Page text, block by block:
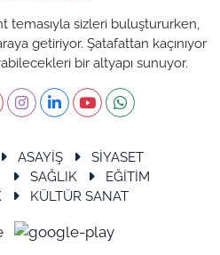
temasıyla sizleri buluştururken,
getiriyor. Şatafattan kaçınıyor
bir altyapı sunuyor.
ASAYİŞ
SİYASET
SAĞLIK
EĞİTİM
KÜLTÜR SANAT